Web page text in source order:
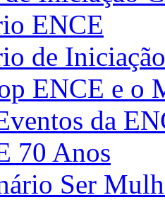
ENCE
de
ENCE e o
da
70 Anos
Ser